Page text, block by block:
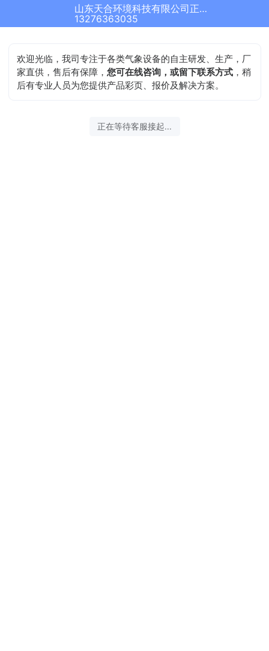
山东天合环境科技有限公司正在为您服务
13276363035
欢迎光临，我司专注于各类气象设备的自主研发、生产，厂
家直供，售后有保障，您可在线咨询，或留下联系方式 ，稍
后有专业人员为您提供产品彩页、报价及解决方案。
正在等待客服接起...